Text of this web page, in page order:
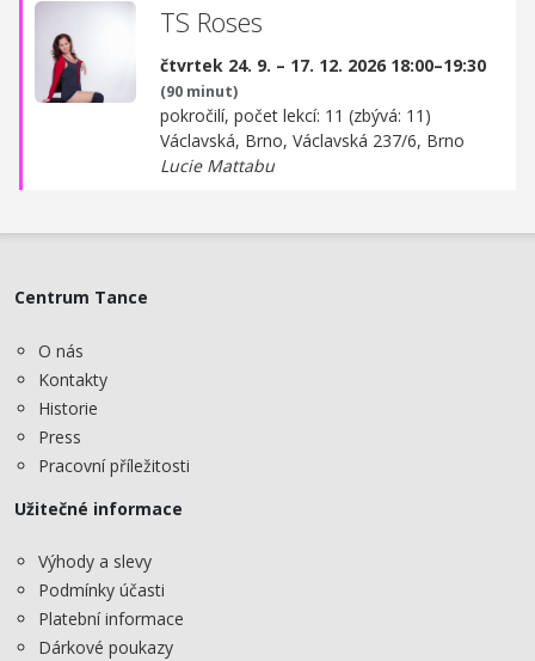
TS Roses
čtvrtek 24. 9. – 17. 12. 2026 18:00–19:30
(90 minut)
pokročilí, počet lekcí: 11 (zbývá: 11)
Václavská, Brno, Václavská 237/6, Brno
Lucie Mattabu
Centrum Tance
O nás
Kontakty
Historie
Press
Pracovní příležitosti
Užitečné informace
Výhody a slevy
Podmínky účasti
Platební informace
Dárkové poukazy